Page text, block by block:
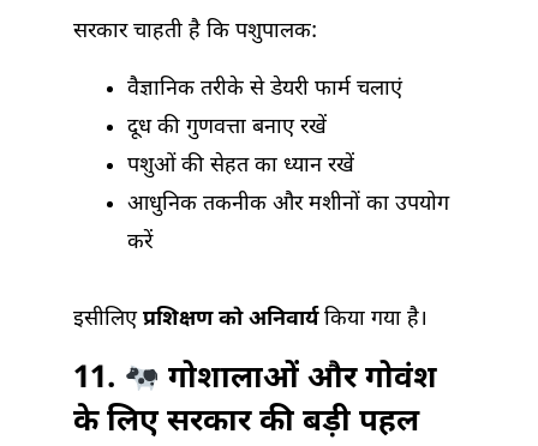
सरकार चाहती है कि पशुपालक:
वैज्ञानिक तरीके से डेयरी फार्म चलाएं
दूध की गुणवत्ता बनाए रखें
पशुओं की सेहत का ध्यान रखें
आधुनिक तकनीक और मशीनों का उपयोग
करें
इसीलिएप्रशिक्षण को अनिवार्यकिया गया है।
11.
गोशालाओं और गोवंश
के लिए सरकार की बड़ी पहल